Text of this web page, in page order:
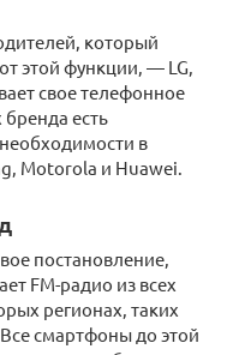
который
этой функции, — LG,
свое телефонное
есть
в
Motorola и Huawei.
постановление,
FM-радио из всех
регионах, таких
смартфоны до этой